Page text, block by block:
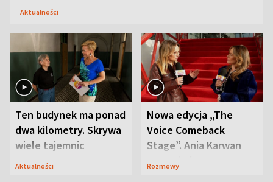
Aktualności
Ten budynek ma ponad
dwa kilometry. Skrywa
wiele tajemnic
Aktualności
Nowa edycja „The
Voice Comeback
Stage”. Ania Karwan
zapowiada
Rozmowy